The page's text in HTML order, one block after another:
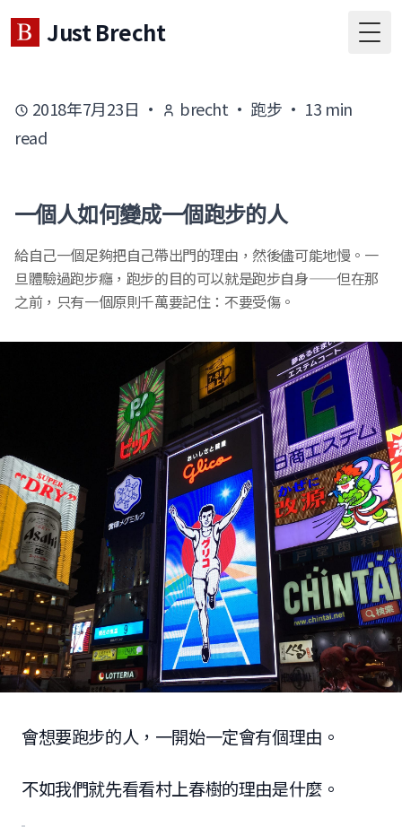
Just Brecht
2018年7月23日 · brecht · 跑步 · 13 min
read
一個人如何變成一個跑步的人
給自己一個足夠把自己帶出門的理由，然後儘可能地慢。一
旦體驗過跑步癮，跑步的目的可以就是跑步自身——但在那
之前，只有一個原則千萬要記住：不要受傷。
會想要跑步的人，一開始一定會有個理由。
不如我們就先看看村上春樹的理由是什麼。